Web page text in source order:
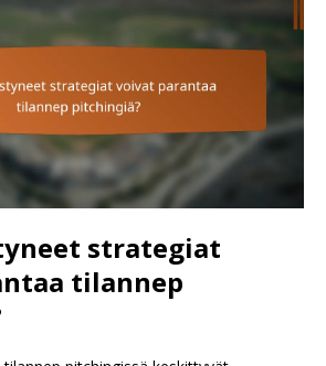
strategiat
tilannep